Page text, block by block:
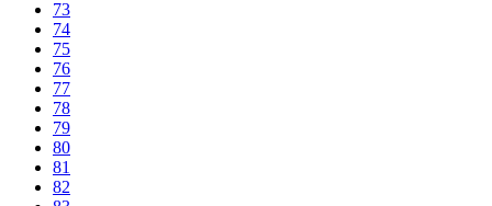
73
74
75
76
77
78
79
80
81
82